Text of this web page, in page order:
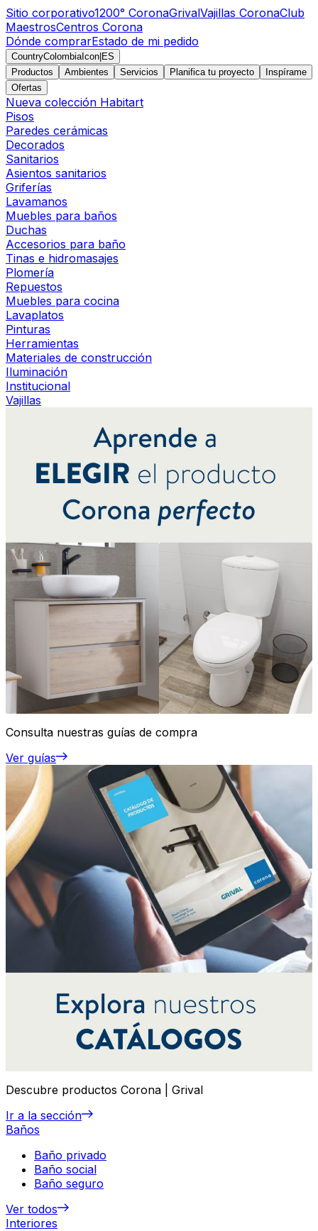
Sitio corporativo1200° CoronaGrivalVajillas CoronaClub
MaestrosCentros Corona
Dónde comprarEstado de mi pedido
CountryColombiaIcon ES
Productos
Ambientes Servicios Planifica tu proyecto
Inspírame
Ofertas
Nueva colección Habitart
Pisos
Paredes cerámicas
Decorados
Sanitarios
Asientos sanitarios
Griferías
Lavamanos
Muebles para baños
Duchas
Accesorios para baño
Tinas e hidromasajes
Plomería
Repuestos
Muebles para cocina
Lavaplatos
Pinturas
Herramientas
Materiales de construcción
Iluminación
Institucional
Vajillas
Consulta nuestras guías de compra
Ver guías
Descubre productos Corona | Grival
Ir a la sección
Baños
Baño privado
Baño social
Baño seguro
Ver todos
Interiores